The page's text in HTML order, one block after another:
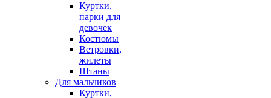
Куртки,
парки для
девочек
Костюмы
Ветровки,
жилеты
Штаны
Для мальчиков
Куртки,